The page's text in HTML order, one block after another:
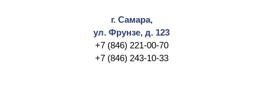
г. Самара,
ул. Фрунзе, д. 123
+7 (846) 221-00-70
+7 (846) 243-10-33